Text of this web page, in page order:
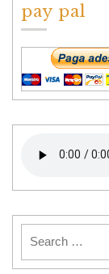
pay pal